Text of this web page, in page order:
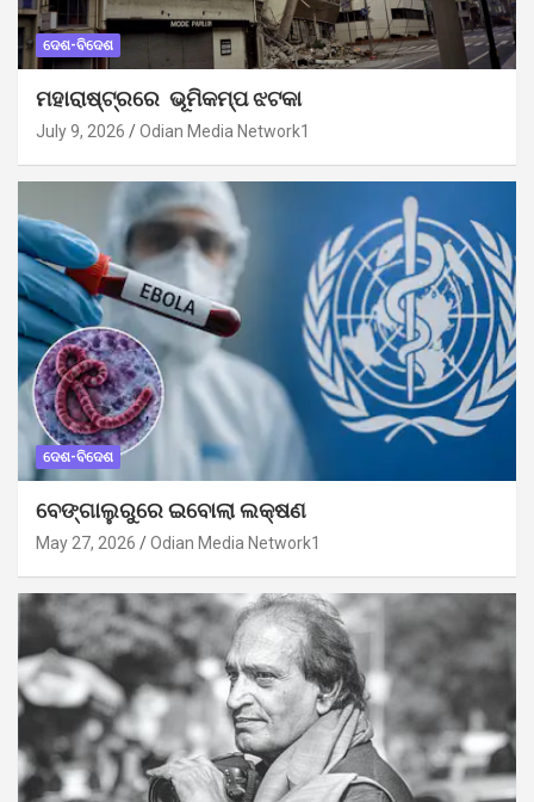
ଦେଶ-ବିଦେଶ
ମହାରାଷ୍ଟ୍ରରେ ଭୂମିକମ୍ପ ଝଟକା
July 9, 2026 Odian Media Network1
ଦେଶ-ବିଦେଶ
ବେଙ୍ଗାଲୁରୁରେ ଇବୋଲା ଲକ୍ଷଣ
May 27, 2026 Odian Media Network1